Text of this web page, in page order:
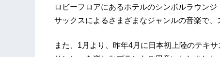
ロビーフロアにあるホテルのシンボルラウン
サックスによるさまざまなジャンルの音楽で
また、1月より、昨年4月に日本初上陸のテキ